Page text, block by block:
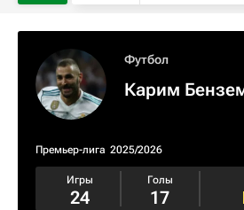
Футбол
Карим
Премьер-лига 2025/2026
Игры
24
Голы
17